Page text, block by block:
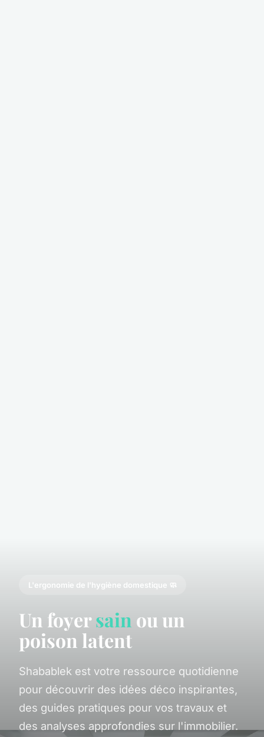
L'ergonomie de l'hygiène domestique 🧼
Un foyersain ou un
poison latent
Shabablek est votre ressource quotidienne
pour découvrir des idées déco inspirantes,
des guides pratiques pour vos travaux et
des analyses approfondies sur l'immobilier.